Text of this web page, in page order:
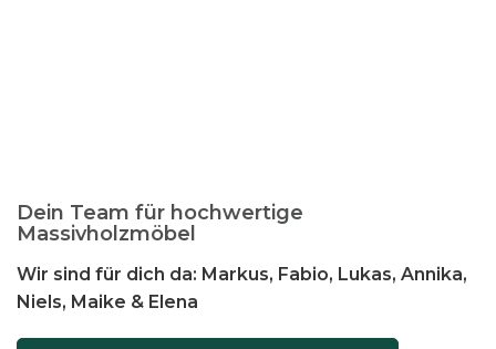
Dein Team für hochwertige
Massivholzmöbel
Wir sind für dich da: Markus, Fabio, Lukas, Annika,
Niels, Maike & Elena